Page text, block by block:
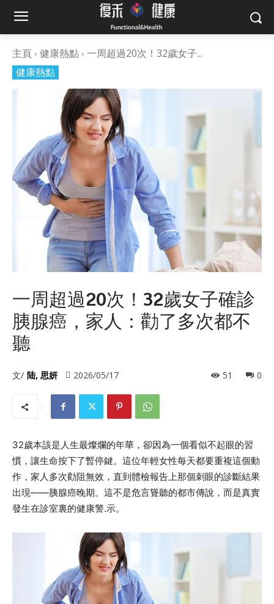
主頁 健康熱點 一周超過20次！32歲女子...
健康熱點
一周超過20次！32歲女子確診
胰腺癌，家人：勸了多次都不
聽
文/ 陆, 思妍 2026/05/17 0
51
32歲本該是人生最燦爛的年華，卻因為一個看似不起眼的習
慣，讓生命按下了暫停鍵。這位年輕女性每天都要重複這個動
作，家人多次勸阻無效，直到體檢報告上那個刺眼的診斷結果
出現——胰腺癌晚期。這不是危言聳聽的都市傳說，而是真實
發生在診室裏的健康警.示。